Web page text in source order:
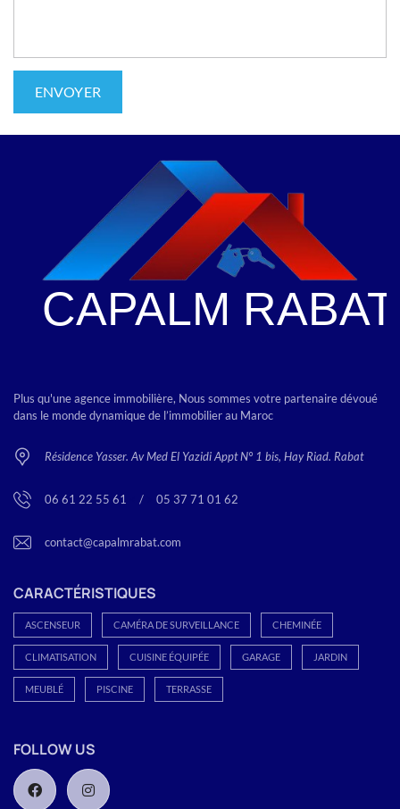
Plus qu'une agence immobilière, Nous sommes votre partenaire dévoué
dans le monde dynamique de l’immobilier au Maroc
Résidence Yasser. Av Med El Yazidi Appt N° 1 bis, Hay Riad. Rabat
06 61 22 55 61 / 05 37 71 01 62
contact@capalmrabat.com
CARACTÉRISTIQUES
ASCENSEUR CAMÉRA DE SURVEILLANCE CHEMINÉE
CLIMATISATION CUISINE ÉQUIPÉE GARAGE JARDIN
MEUBLÉ PISCINE TERRASSE
FOLLOW US